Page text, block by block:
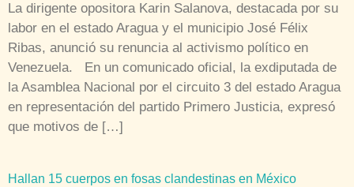
La dirigente opositora Karin Salanova, destacada por su
labor en el estado Aragua y el municipio José Félix
Ribas, anunció su renuncia al activismo político en
Venezuela. En un comunicado oficial, la exdiputada de
la Asamblea Nacional por el circuito 3 del estado Aragua
en representación del partido Primero Justicia, expresó
que motivos de […]
Hallan 15 cuerpos en fosas clandestinas en México